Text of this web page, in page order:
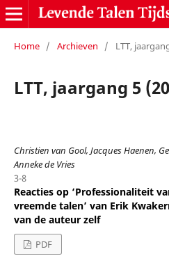
Home / Archieven / LTT,
LTT, jaargang 5
Christien van Gool, Jacques Haenen,
Anneke de Vries
3-8
Reacties op ‘Professionaliteit
vreemde talen’ van Erik
van de auteur zelf
PDF